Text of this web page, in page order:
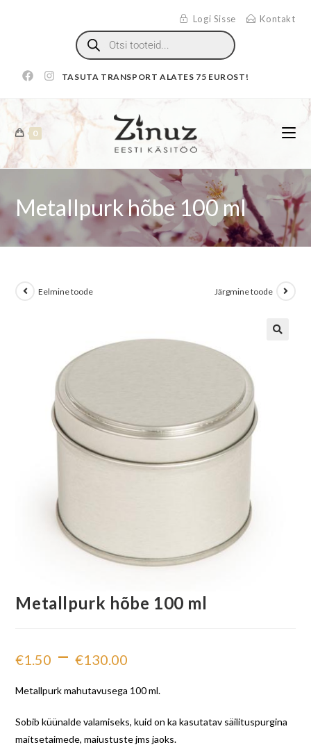
Logi Sisse Kontakt
TASUTA TRANSPORT ALATES 75 EUROST!
0
Metallpurk hõbe 100 ml
Eelmine toode Järgmine toode
Metallpurk hõbe 100 ml
€1.50 – €130.00
Metallpurk mahutavusega 100 ml.
Sobib küünalde valamiseks, kuid on ka kasutatav säilituspurgina
maitsetaimede, maiustuste jms jaoks.